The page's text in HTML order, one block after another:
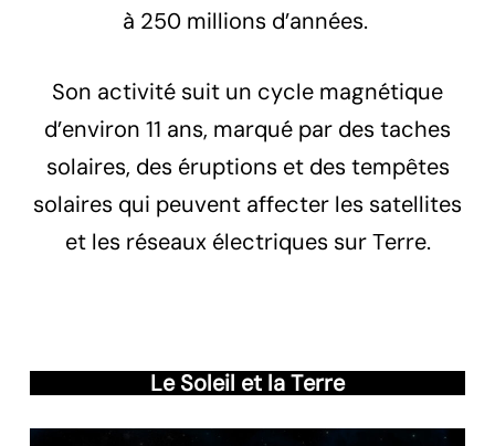
à 250 millions d’années.
Son activité suit un cycle magnétique
d’environ 11 ans, marqué par des taches
solaires, des éruptions et des tempêtes
solaires qui peuvent affecter les satellites
et les réseaux électriques sur Terre.
Le Soleil et la Terre